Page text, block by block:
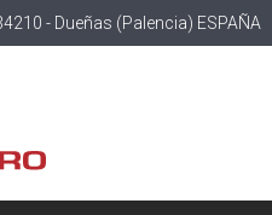
- Dueñas (Palencia) ESPAÑA